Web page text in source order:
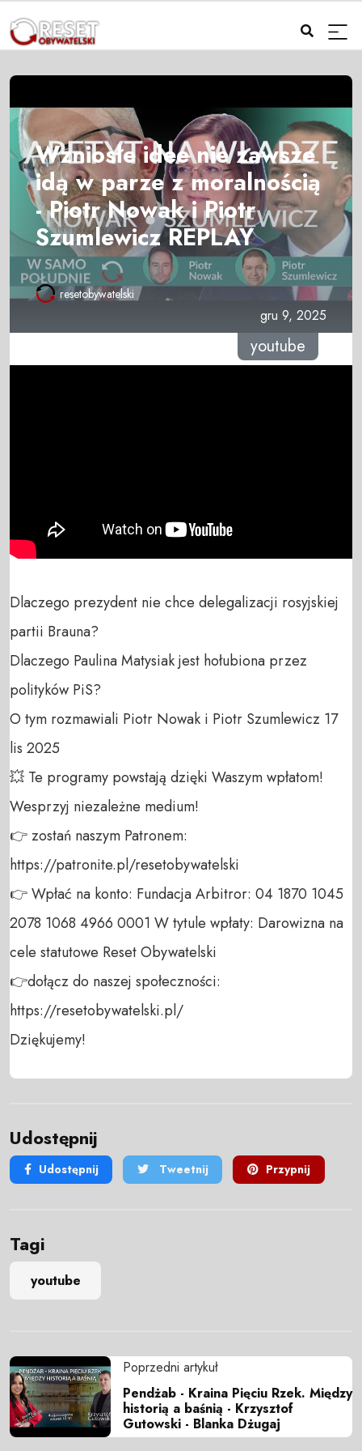
Wzniosłe idee nie zawsze
idą w parze z moralnością
- Piotr Nowak i Piotr
Szumlewicz REPLAY
resetobywatelski
gru 9, 2025
youtube
Dlaczego prezydent nie chce delegalizacji rosyjskiej
partii Brauna?
Dlaczego Paulina Matysiak jest hołubiona przez
polityków PiS?
O tym rozmawiali Piotr Nowak i Piotr Szumlewicz 17
lis 2025
💥 Te programy powstają dzięki Waszym wpłatom!
Wesprzyj niezależne medium!
👉 zostań naszym Patronem:
https://patronite.pl/resetobywatelski
👉 Wpłać na konto: Fundacja Arbitror: 04 1870 1045
2078 1068 4966 0001 W tytule wpłaty: Darowizna na
cele statutowe Reset Obywatelski
👉dołącz do naszej społeczności:
https://resetobywatelski.pl/
Dziękujemy!
Udostępnij
Udostępnij Tweetnij Przypnij
Tagi
youtube
Poprzedni artykuł
Pendżab - Kraina Pięciu Rzek. Między
historią a baśnią - Krzysztof
Gutowski - Blanka Dżugaj